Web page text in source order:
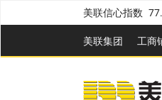
美联信心指数
全港指数 149.1
港岛指数 157.4
九龙指数 156.4
美联集团 工商